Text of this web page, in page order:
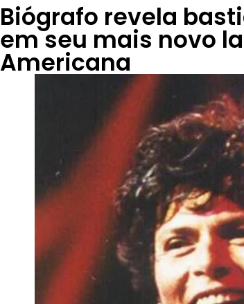
Biógrafo revela
em seu mais novo
Americana